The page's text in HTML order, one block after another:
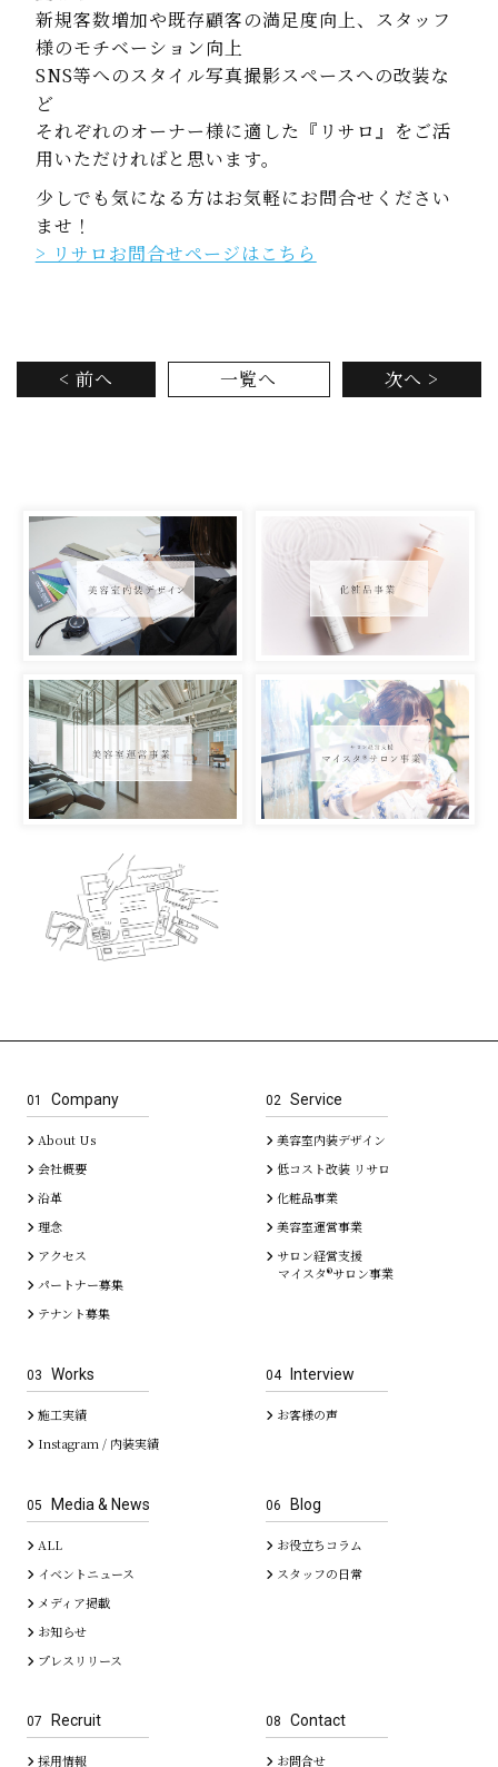
新規客数増加や既存顧客の満足度向上、スタッフ
様のモチベーション向上
SNS等へのスタイル写真撮影スペースへの改装な
ど
それぞれのオーナー様に適した『リサロ』をご活
用いただければと思います。
少しでも気になる方はお気軽にお問合せください
ませ！
> リサロお問合せページはこちら
< 前へ 一覧へ 次へ >
01 Company
About Us
会社概要
沿革
理念
アクセス
パートナー募集
テナント募集
02 Service
美容室内装デザイン
低コスト改装 リサロ
化粧品事業
美容室運営事業
サロン経営支援
マイスタ®サロン事業
03 Works
施工実績
Instagram / 内装実績
04 Interview
お客様の声
05 Media & News
ALL
イベントニュース
メディア掲載
お知らせ
プレスリリース
06 Blog
お役立ちコラム
スタッフの日常
07 Recruit
採用情報
08 Contact
お問合せ